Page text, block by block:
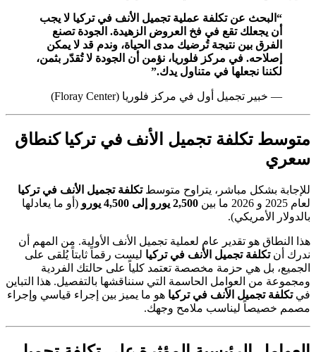
“البحث عن تكلفة عملية تجميل الأنف في تركيا لا يجب
أن يجعلك تقع في فخ العروض الزهيدة. الجودة تصنع
الفرق بين نتيجة تُرضيك مدى الحياة، وندم قد لا يمكن
إصلاحه. في مركز فلوريا، نؤمن أن الجودة لا تُقدّر بثمن،
لكننا نجعلها في متناول يدك.”
— خبير تجميل أول في مركز فلوريا (Floray Center)
متوسط تكلفة تجميل الأنف في تركيا كنطاق
سعري
للإجابة بشكل مباشر، يتراوح متوسطتكلفة تجميل الأنف في تركيا
لعام 2025 و 2026 ما بين
2,500 يورو إلى 4,500 يورو
(أو ما يعادلها
بالدولار الأمريكي).
هذا النطاق هو تقدير عام لعملية تجميل الأنف الأولية. من المهم أن
ندرك أنتكلفة تجميل الأنف في تركيا ليست رقماً ثابتاً يُلقى على
الجميع، بل هي حزمة مخصصة تعتمد كلياً على حالتك الفردية
ومجموعة من العوامل الحاسمة التي سنناقشها بالتفصيل. هذا التباين
فيتكلفة تجميل الأنف في تركيا هو ما يميز بين إجراء قياسي وإجراء
مصمم خصيصاً ليناسب ملامح وجهك.